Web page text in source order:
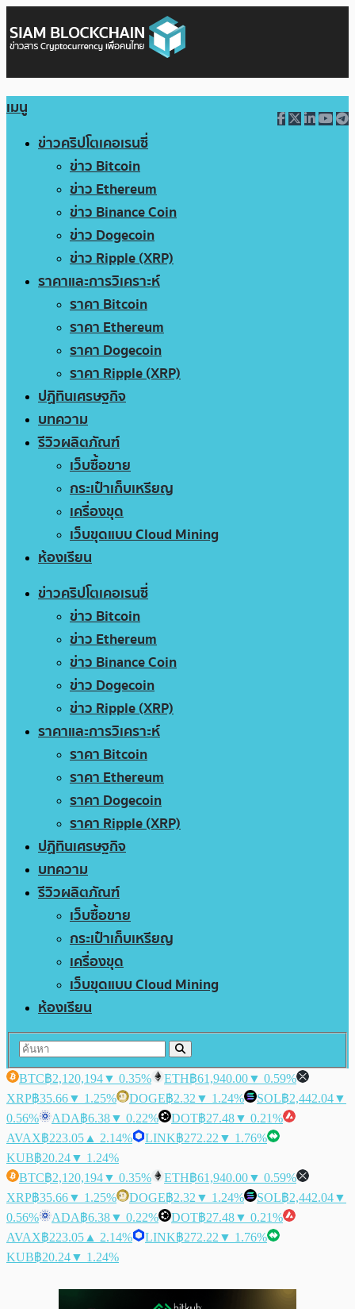
เมนู
ข่าวคริปโตเคอเรนซี่
ข่าว Bitcoin
ข่าว Ethereum
ข่าว Binance Coin
ข่าว Dogecoin
ข่าว Ripple (XRP)
ราคาและการวิเคราะห์
ราคา Bitcoin
ราคา Ethereum
ราคา Dogecoin
ราคา Ripple (XRP)
ปฏิทินเศรษฐกิจ
บทความ
รีวิวผลิตภัณฑ์
เว็บซื้อขาย
กระเป๋าเก็บเหรียญ
เครื่องขุด
เว็บขุดแบบ Cloud Mining
ห้องเรียน
ข่าวคริปโตเคอเรนซี่
ข่าว Bitcoin
ข่าว Ethereum
ข่าว Binance Coin
ข่าว Dogecoin
ข่าว Ripple (XRP)
ราคาและการวิเคราะห์
ราคา Bitcoin
ราคา Ethereum
ราคา Dogecoin
ราคา Ripple (XRP)
ปฏิทินเศรษฐกิจ
บทความ
รีวิวผลิตภัณฑ์
เว็บซื้อขาย
กระเป๋าเก็บเหรียญ
เครื่องขุด
เว็บขุดแบบ Cloud Mining
ห้องเรียน
BTC฿2,120,194▼ 0.35% ETH฿61,940.00▼ 0.59%
XRP฿35.66▼ 1.25% DOGE฿2.32 ▼ 1.24% SOL฿2,442.04▼
0.56%
ADA฿6.38▼ 0.22% DOT฿27.48▼ 0.21%
AVAX฿223.05 ▲ 2.14% LINK฿272.22 ▼ 1.76%
KUB฿20.24▼ 1.24%
BTC฿2,120,194▼ 0.35% ETH฿61,940.00▼ 0.59%
XRP฿35.66▼ 1.25% DOGE฿2.32 ▼ 1.24% SOL฿2,442.04▼
0.56%
ADA฿6.38▼ 0.22% DOT฿27.48▼ 0.21%
AVAX฿223.05 ▲ 2.14% LINK฿272.22 ▼ 1.76%
KUB฿20.24▼ 1.24%